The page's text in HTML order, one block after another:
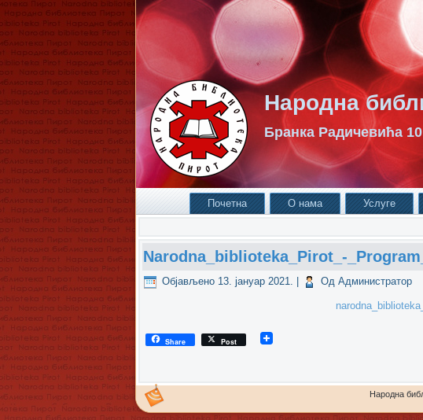
Народна
Бранка Радичевића 10
Почетна О нама Услуге
Narodna_biblioteka_Pirot_-
Објављено 13. јануар 2021. Од Администратор
Share Post
Народна